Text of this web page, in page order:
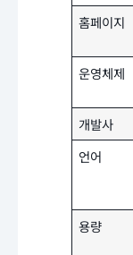
홈페이지
운영체제
개발사
언어
용량